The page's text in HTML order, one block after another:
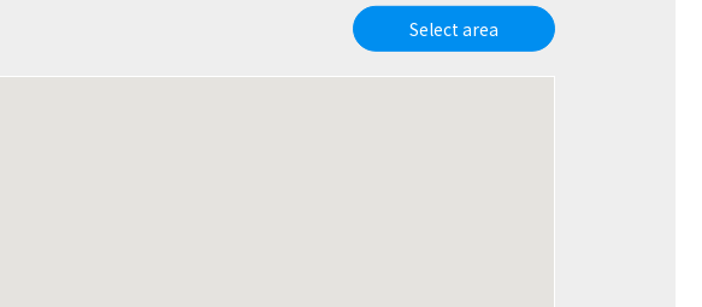
Select area